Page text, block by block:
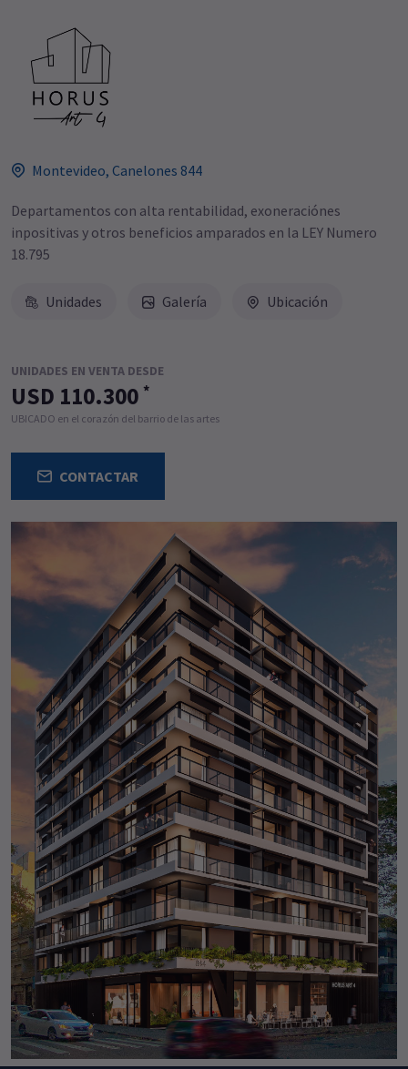
Montevideo, Canelones 844
Departamentos con alta rentabilidad, exoneraciónes
inpositivas y otros beneficios amparados en la LEY Numero
18.795
Unidades Galería Ubicación
UNIDADES EN VENTA DESDE
USD 110.300 *
UBICADO en el corazón del barrio de las artes
CONTACTAR